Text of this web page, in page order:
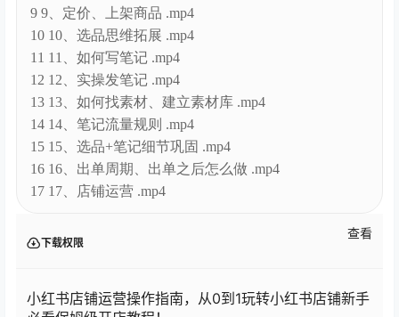
9 9、定价、上架商品 .mp4
10 10、选品思维拓展 .mp4
11 11、如何写笔记 .mp4
12 12、实操发笔记 .mp4
13 13、如何找素材、建立素材库 .mp4
14 14、笔记流量规则 .mp4
15 15、选品+笔记细节巩固 .mp4
16 16、出单周期、出单之后怎么做 .mp4
17 17、店铺运营 .mp4
下载权限
查看
小红书店铺运营操作指南，从0到1玩转小红书店铺新手